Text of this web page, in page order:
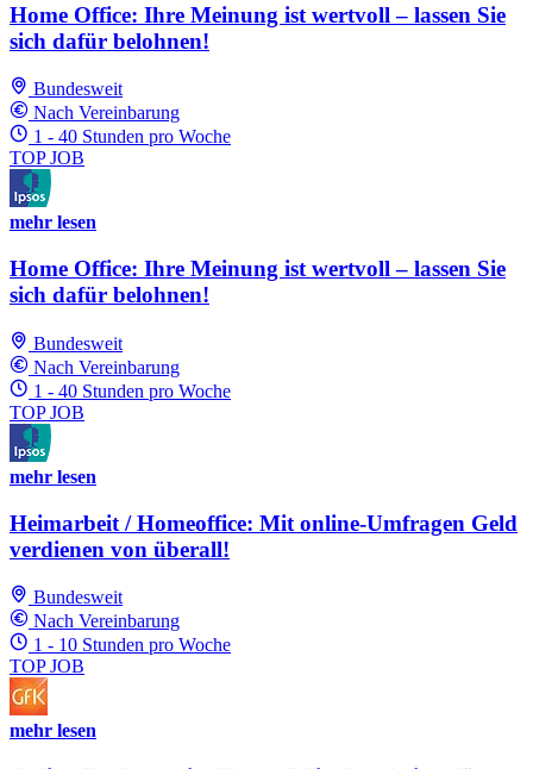
Home Office: Ihre Meinung ist wertvoll – lassen Sie
sich dafür belohnen!
Bundesweit
Nach Vereinbarung
1 - 40 Stunden pro Woche
TOP JOB
mehr lesen
Home Office: Ihre Meinung ist wertvoll – lassen Sie
sich dafür belohnen!
Bundesweit
Nach Vereinbarung
1 - 40 Stunden pro Woche
TOP JOB
mehr lesen
Heimarbeit / Homeoffice: Mit online-Umfragen Geld
verdienen von überall!
Bundesweit
Nach Vereinbarung
1 - 10 Stunden pro Woche
TOP JOB
mehr lesen